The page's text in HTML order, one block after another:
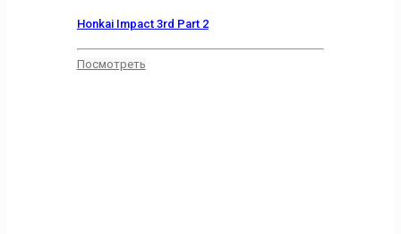
Honkai Impact 3rd Part 2
Посмотреть